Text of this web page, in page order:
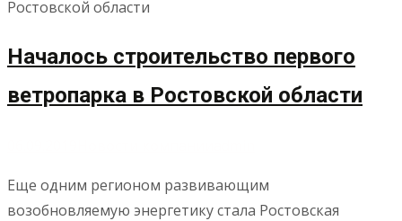
Началось строительство первого
ветропарка в Ростовской области
Еще одним регионом развивающим
возобновляемую энергетику стала Ростовская